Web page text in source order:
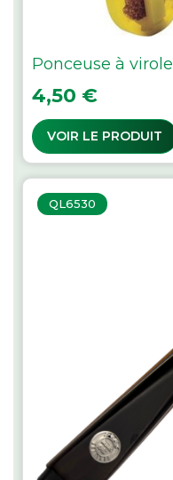
Ponceuse à virole
Prix
4,50 €
VOIR LE PRODUIT
QL6530